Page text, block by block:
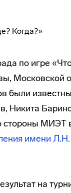
по игре
Московской
были
Никита
стороны МИЭТ
имени
на